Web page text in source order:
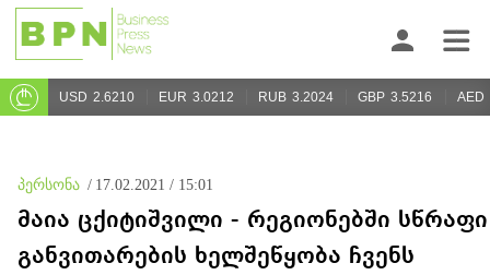
USD 2.6210 EUR 3.0212 RUB 3.2024 GBP 3.5216 AED
პერსონა / 17.02.2021 / 15:01
მაია ცქიტიშვილი - რეგიონებში სწრაფი
განვითარების ხელშეწყობა ჩვენს